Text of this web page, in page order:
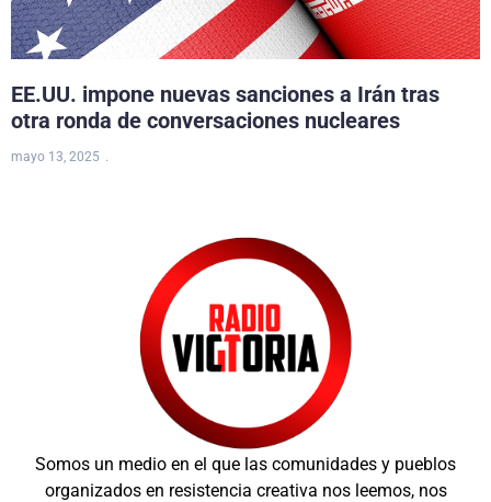
EE.UU. impone nuevas sanciones a Irán tras
otra ronda de conversaciones nucleares
mayo 13, 2025
Somos un medio en el que las comunidades y pueblos
organizados en resistencia creativa nos leemos, nos